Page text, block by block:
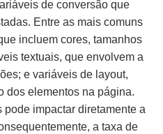
de conversão que
Entre as mais comuns
incluem cores, tamanhos
textuais, que envolvem a
e variáveis de layout,
dos elementos na página.
impactar diretamente a
a taxa de